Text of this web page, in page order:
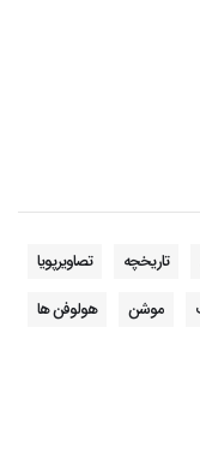
تاریخچه
تصاویرپویا
موشن
هولوفن ها